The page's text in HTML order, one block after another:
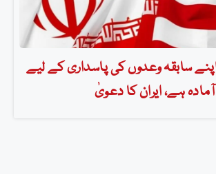
اپنے سابقہ وعدوں کی پاسداری کے لیے
آمادہ ہے، ایران کا دعویٰ